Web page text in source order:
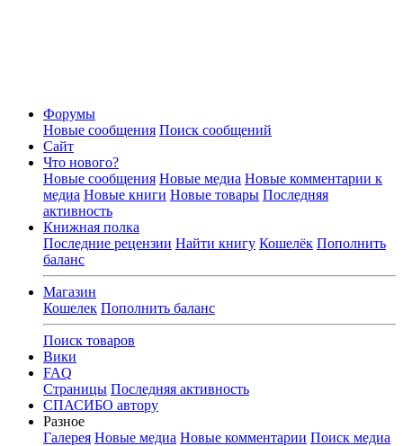
Форумы
Новые сообщения Поиск сообщений
Сайт
Что нового?
Новые сообщения Новые медиа Новые комментарии к
медиа Новые книги Новые товары Последняя
активность
Книжная полка
Последние рецензии Найти книгу Кошелёк Пополнить
баланс
Магазин
Кошелек Пополнить баланс
Поиск товаров
Вики
FAQ
Страницы Последняя активность
СПАСИБО автору
Разное
Галерея Новые медиа Новые комментарии Поиск медиа